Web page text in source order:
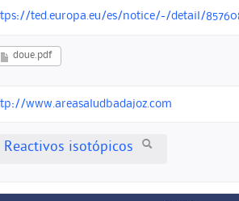
ted.europa.eu/es/notice/-/detail/
doue.pdf
www.areasaludbadajoz.com
Reactivos isotópicos